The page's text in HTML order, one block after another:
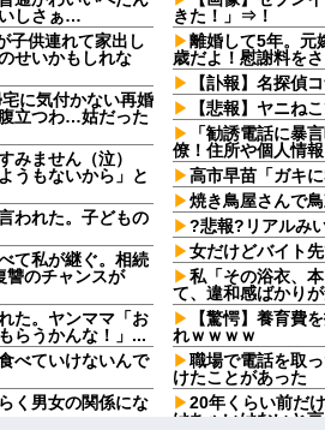
しさぁ…
子供連れて家出し
せいかもしれな
に気付かない再婚
立つわ…姑だった
みません（泣）
うもないから」と
われた。子どもの
て私が継ぐ。相続
讐のチャンスが
た。ヤンママ「お
らうかんな！」...
べていけないんで
く男女の関係にな
きた！」⇒！
離婚して5年。元
歳だよ！慰謝料を
【訃報】名探偵
【悲報】ヤニね
「勧誘電話に暴
僚！住所や個人情
高市早苗「ガキ
焼き鳥屋さんで
?悲報?リアルみ
女だけどバイト
私「その浴衣、
て、違和感ばかり
【驚愕】養育費
れｗｗｗｗ
職場で電話を取
けたことがあった
20年くらい前だ
けちゃいけないと言